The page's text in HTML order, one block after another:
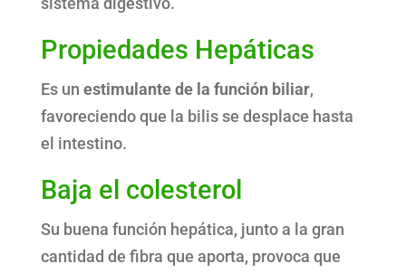
Propiedades Hepáticas
Es un estimulante de la función biliar,
favoreciendo que la bilis se desplace hasta
el intestino.
Baja el colesterol
Su buena función hepática, junto a la gran
cantidad de fibra que aporta, provoca que